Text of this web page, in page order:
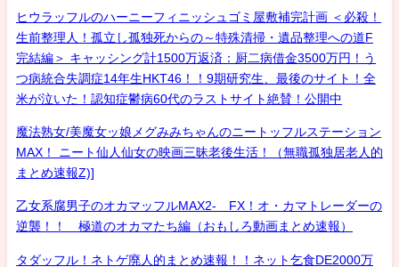
ヒウラッフルのハーニーフィニッシュゴミ屋敷補完計画 ＜必殺！
生前整理人！孤立し孤独死からの～特殊清掃・遺品整理への道F
完結編＞ キャッシング計1500万返済：厨二病借金3500万円！う
つ病統合失調症14年生HKT46！！9期研究生、最後のサイト！全
米が泣いた！認知症鬱病60代のラストサイト絶賛！公開中
魔法熟女/美魔女ッ娘メグみみちゃんのニートッフルステーション
MAX！ ニート仙人仙女の映画三昧老後生活！（無職孤独居老人的
まとめ速報Z)]
乙女系腐男子のオカマッフルMAX2- FX！オ・カマトレーダーの
逆襲！！ 極道のオカマたち編（おもしろ動画まとめ速報）
タダッフル！ネトゲ廃人的まとめ速報！！ネット乞食DE2000万